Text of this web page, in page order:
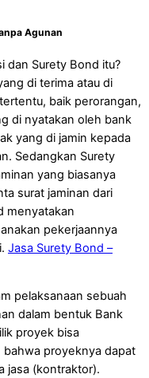
Agunan
dan Surety Bond itu?
di terima atau di
baik perorangan,
di nyatakan oleh bank
yang di jamin kepada
Sedangkan Surety
yang biasanya
surat jaminan dari
menyatakan
pekerjaannya
Jasa Surety Bond –
pelaksanaan sebuah
dalam bentuk Bank
proyek bisa
proyeknya dapat
jasa (kontraktor).